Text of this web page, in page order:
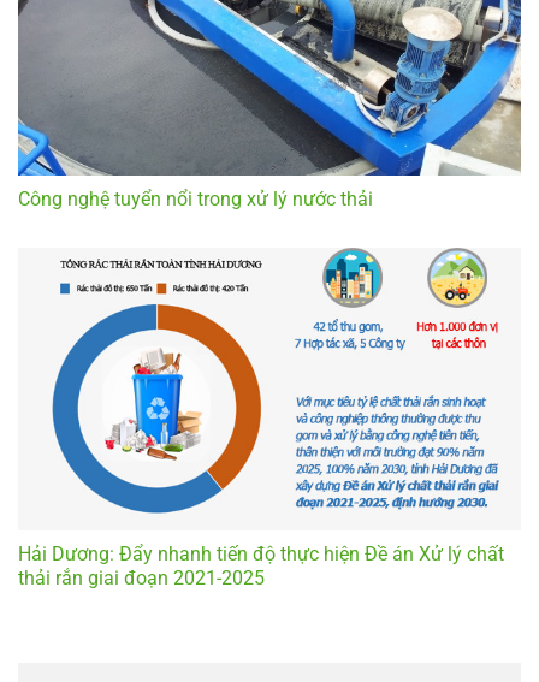
Công nghệ tuyển nổi trong xử lý nước thải
Hải Dương: Đẩy nhanh tiến độ thực hiện Đề án Xử lý chất
thải rắn giai đoạn 2021-2025